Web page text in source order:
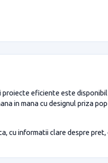
proiecte eficiente este
in mana cu designul priza
cu informatii clare despre